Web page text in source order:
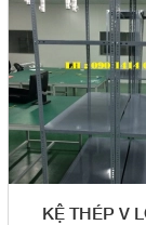
KỆ THÉP V